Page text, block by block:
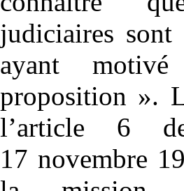
judiciaires
ayant
proposition ».
l’article 6
17 novembre